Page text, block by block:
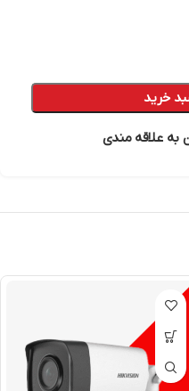
خرید
به علاقه مندی